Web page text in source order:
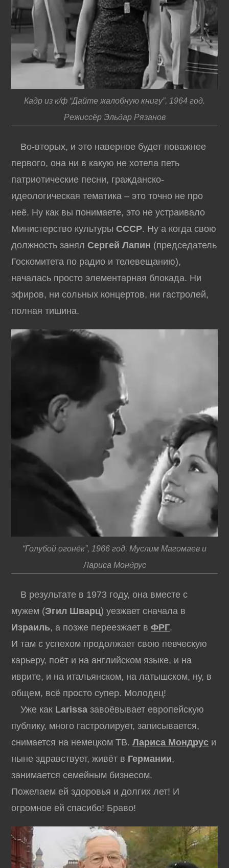
Кадр из к/ф “Дайте жалобную книгу”, 1964 год.
Режиссёр Эльдар Рязанов
Во-вторых, и это наверное будет поважнее
первого, она ни в какую не хотела петь
патриотические песни, гражданско-
идеологическая тематика – это точно не про
неё. Ну как вы понимаете, это не устраивало
Министерство культурыСССР. Ну а когда свою
должность занялСергей Лапин (председатель
Госкомитета по радио и телевещанию),
началась просто элементарная блокада. Ни
эфиров, ни сольных концертов, ни гастролей,
полная тишина.
“Голубой огонёк”, 1966 год. Муслим Магомаев и
Лариса Мондрус
В результате в 1973 году, она вместе с
мужем (Эгил Шварц) уезжает сначала в
Израиль, а позже переезжает вФРГ.
И там с успехом продолжает свою певческую
карьеру, поёт и на английском языке, и на
иврите, и на итальянском, на латышском, ну, в
общем, всё просто супер. Молодец!
Уже как Larissa завоёвывает европейскую
публику, много гастролирует, записывается,
снимается на немецком ТВ.Лариса Мондрус и
ныне здравствует, живёт в Германии,
занимается семейным бизнесом.
Пожелаем ей здоровья и долгих лет! И
огромное ей спасибо! Браво!